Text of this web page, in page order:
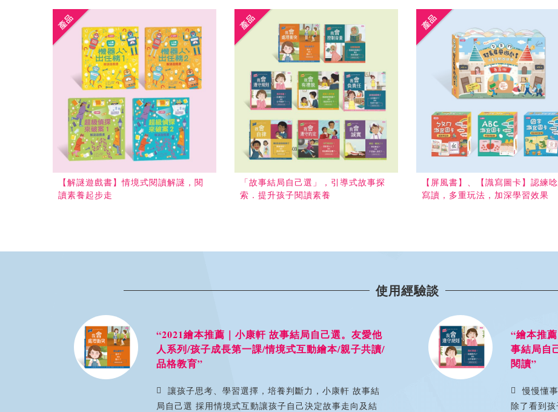
【解謎遊戲書】情境式閱讀解謎，閱
讀素養起步走
「故事結局自己選」，引導式故事探
索．提升孩子閱讀素養
【屏風書】、【識寫圖卡】認練
寫讀，多重玩法，加深學習效果
使用經驗談
“2021繪本推薦｜小康軒 故事結局自己選。友愛他
人系列/孩子成長第一課/情境式互動繪本/親子共讀/
品格教育”
讓孩子思考、學習選擇，培養判斷力，小康軒 故事結
局自己選 採用情境式互動讓孩子自己決定故事走向及結
“繪本推薦 | 小
事結局自己選
閱讀”
慢慢懂事的虎
除了看到孩子會